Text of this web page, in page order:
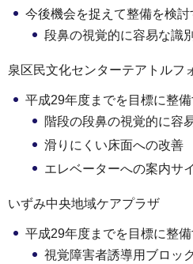
今後機会を捉えて整備を検討
段鼻の視覚的に容易な識
泉区民文化センターテアトルフ
平成29年度までを目標に整
階段の段鼻の視覚的に容
滑りにくい床面への改善
エレベーターへの案内サ
いずみ中央地域ケアプラザ
平成29年度までを目標に整
視覚障害者誘導用ブロッ